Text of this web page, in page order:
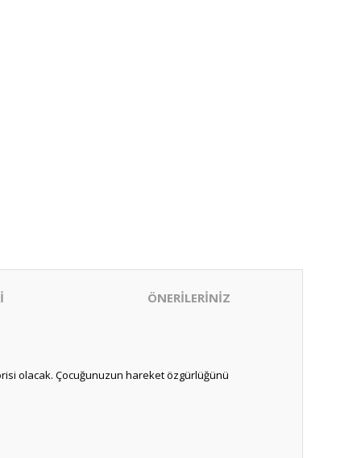
ÖNERİLERİNİZ
olacak. Çocuğunuzun hareket özgürlüğünü